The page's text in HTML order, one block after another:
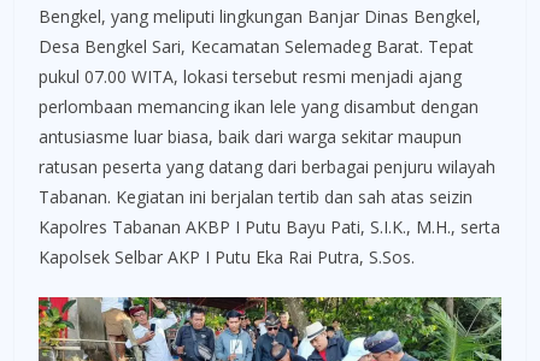
Bengkel, yang meliputi lingkungan Banjar Dinas Bengkel,
Desa Bengkel Sari, Kecamatan Selemadeg Barat. Tepat
pukul 07.00 WITA, lokasi tersebut resmi menjadi ajang
perlombaan memancing ikan lele yang disambut dengan
antusiasme luar biasa, baik dari warga sekitar maupun
ratusan peserta yang datang dari berbagai penjuru wilayah
Tabanan. Kegiatan ini berjalan tertib dan sah atas seizin
Kapolres Tabanan AKBP I Putu Bayu Pati, S.I.K., M.H., serta
Kapolsek Selbar AKP I Putu Eka Rai Putra, S.Sos.